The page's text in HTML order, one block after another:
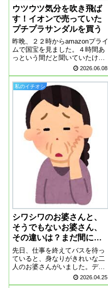
ウツウツ気分を吹き飛ば
す！イオンで売っていた
プチプラサンダルを買う
昨晩、２２時からamazonプライ
ムで国宝を見ました。４時間あ
っという間だと聞いていたけれ
ど、本当でした。途中で眠くな
るかと思ったら、全然そんなこ
とはなく最後まで一気に見まし
た。大ヒットの理由がわかりま
した、すごく面白かったです。
amazo...
2026.06.08
私のイチオシ
シワシワのお婆さんと、
そうでもないお婆さん、
その違いは？まだ間に合
う？
先日、仕事を終えてバスを待っ
ていると、身なりがきれいな二
人のお婆さんがいました。デパ
地下で買い物をしてきた様子で
す。二人とふと見ると、一人の
2026.04.25